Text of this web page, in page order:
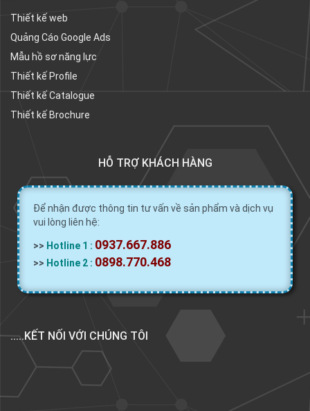
Thiết kế web
Quảng Cáo Google Ads
Mẫu hồ sơ năng lực
Thiết kế Profile
Thiết kế Catalogue
Thiết kế Brochure
HỖ TRỢ KHÁCH HÀNG
Để nhận được thông tin tư vấn về sản phẩm và dịch vụ
vui lòng liên hệ:
>> Hotline 1 : 0937.667.886
>> Hotline 2 : 0898.770.468
.....KẾT NỐI VỚI CHÚNG TÔI